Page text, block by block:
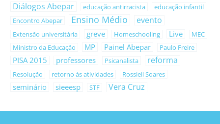
Diálogos Abepar educação antirracista
educação infantil
Encontro Abepar
Ensino Médio evento
Extensão universitária greve Homeschooling Live
MEC
Ministro da Educação
MP Painel Abepar Paulo Freire
PISA 2015 professores Psicanalista reforma
Resolução retorno às atividades Rossieli Soares
seminário sieeesp STF Vera Cruz